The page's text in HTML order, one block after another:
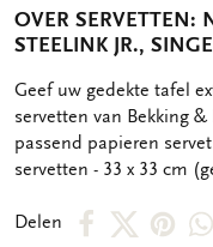
OVER SERVETTEN:
STEELINK JR.,
OMSCHRIJVING
Geef uw gedekte tafel
servetten van Bekking
passend papieren
servetten - 33 x 33 cm
Delen
DeelDeel